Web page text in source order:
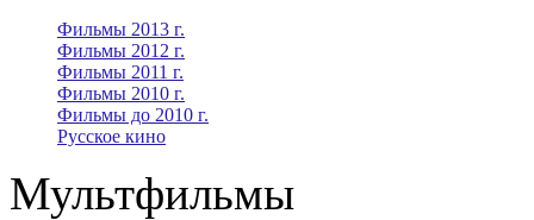
Фильмы 2013 г.
Фильмы 2012 г.
Фильмы 2011 г.
Фильмы 2010 г.
Фильмы до 2010 г.
Русское кино
Мультфильмы